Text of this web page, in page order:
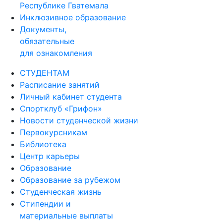
Республике Гватемала
Инклюзивное образование
Документы,
обязательные
для ознакомления
СТУДЕНТАМ
Расписание занятий
Личный кабинет студента
Спортклуб «Грифон»
Новости студенческой жизни
Первокурсникам
Библиотека
Центр карьеры
Образование
Образование за рубежом
Студенческая жизнь
Стипендии и
материальные выплаты